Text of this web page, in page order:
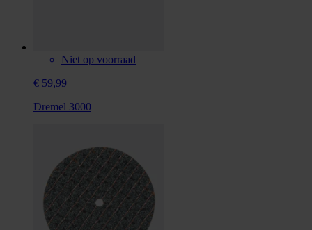
Niet op voorraad
€ 59,99
Dremel 3000